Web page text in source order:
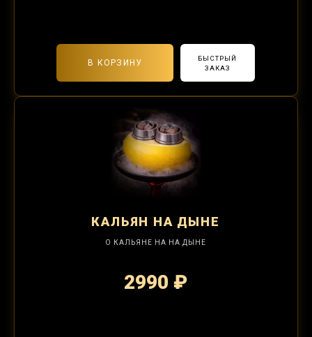
В КОРЗИНУ
БЫСТРЫЙ
ЗАКАЗ
КАЛЬЯН НА ДЫНЕ
О КАЛЬЯНЕ НА НА ДЫНЕ
2990 ₽